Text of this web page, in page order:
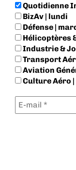
Quotidienne
BizAv | lundi
Défense |
Hélicoptères
Industrie &
Transport
Aviation
Culture Aéro